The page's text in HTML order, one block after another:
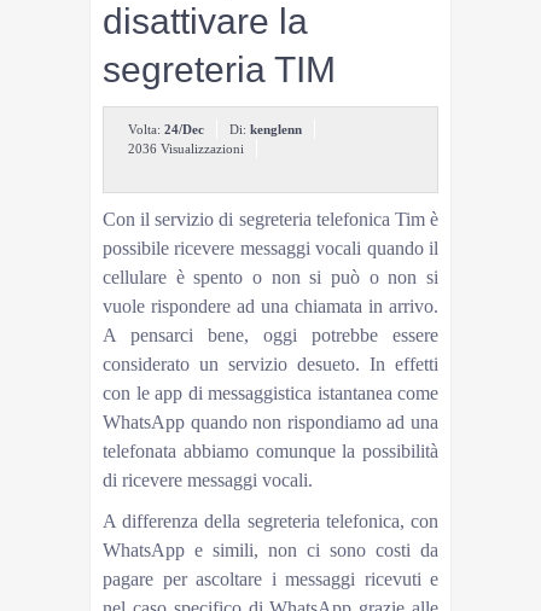
disattivare la
segreteria TIM
Volta: 24/Dec Di: kenglenn
2036 Visualizzazioni
Con il servizio di segreteria telefonica Tim è
possibile ricevere messaggi vocali quando il
cellulare è spento o non si può o non si
vuole rispondere ad una chiamata in arrivo.
A pensarci bene, oggi potrebbe essere
considerato un servizio desueto. In effetti
con le app di messaggistica istantanea come
WhatsApp quando non rispondiamo ad una
telefonata abbiamo comunque la possibilità
di ricevere messaggi vocali.
A differenza della segreteria telefonica, con
WhatsApp e simili, non ci sono costi da
pagare per ascoltare i messaggi ricevuti e